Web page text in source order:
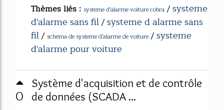
Thèmes liés : systeme d'alarme voiture cobra /systeme
d'alarme sans fil/systeme d alarme sans
fil/ schema de systeme d'alarme de voiture /systeme
d'alarme pour voiture
0
Système d'acquisition et de contrôle
de données (SCADA ...